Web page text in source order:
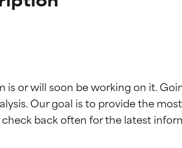
is or will soon be working on it.
Our goal is to provide the